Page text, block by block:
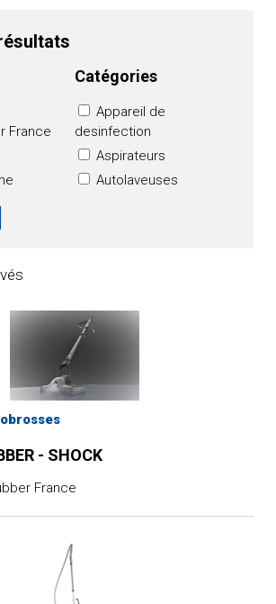
France
Catégories
Appareil de
desinfection
Aspirateurs
Autolaveuses
contact
cryogénique
Nettoyeurs vapeur
- SHOCK
France